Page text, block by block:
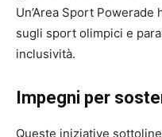
Un’Area Sport
sugli sport olimpici e
inclusività.
Impegni per
Queste iniziative